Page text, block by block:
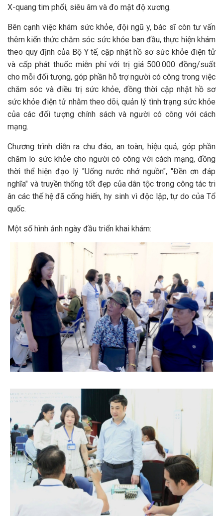
X-quang tim phổi, siêu âm và đo mật độ xương.
Bên cạnh việc khám sức khỏe, đội ngũ y, bác sĩ còn tư vấn
thêm kiến thức chăm sóc sức khỏe ban đầu, thực hiện khám
theo quy định của Bộ Y tế, cập nhật hồ sơ sức khỏe điện tử
và cấp phát thuốc miễn phí với trị giá 500.000 đồng/suất
cho mỗi đối tượng, góp phần hỗ trợ người có công trong việc
chăm sóc và điều trị sức khỏe, đồng thời cập nhật hồ sơ
sức khỏe điện tử nhằm theo dõi, quản lý tình trạng sức khỏe
của các đối tượng chính sách và người có công với cách
mạng.
Chương trình diễn ra chu đáo, an toàn, hiệu quả, góp phần
chăm lo sức khỏe cho người có công với cách mạng, đồng
thời thể hiện đạo lý "Uống nước nhớ nguồn", "Đền ơn đáp
nghĩa" và truyền thống tốt đẹp của dân tộc trong công tác tri
ân các thế hệ đã cống hiến, hy sinh vì độc lập, tự do của Tổ
quốc.
Một số hình ảnh ngày đầu triển khai khám: